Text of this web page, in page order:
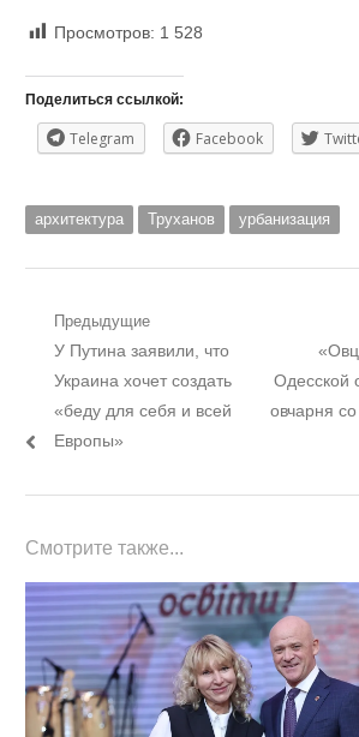
Просмотров: 1 528
Поделиться ссылкой:
Telegram Facebook
архитектура Труханов урбанизация
Навигация
по
записям
Предыдущие
Предыдущий
пост:
У Путина заявили, что
Украина хочет создать
«беду для себя и всей
Европы»
пост:
Одесской
овчарня
Смотрите также...